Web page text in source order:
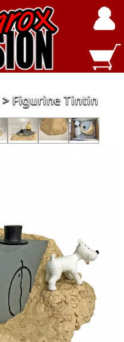
Figurine Tintin